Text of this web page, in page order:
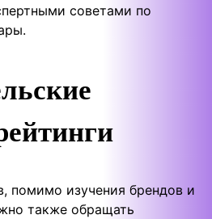
советами по
помимо изучения брендов и
также обращать